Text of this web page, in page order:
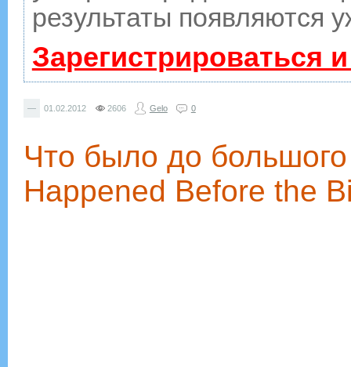
результаты появляются
Зарегистрироваться
— 01.02.2012 2606 Gelo 0
Что было до
Happened Before the